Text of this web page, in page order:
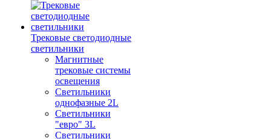
Трековые светодиодные
светильники
Магнитные
трековые системы
освещения
Светильники
однофазные 2L
Светильники
"евро" 3L
Светильники